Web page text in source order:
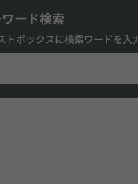
ード検索
トボックスに検索ワードを入